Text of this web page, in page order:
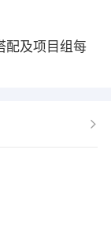
配及项目组每